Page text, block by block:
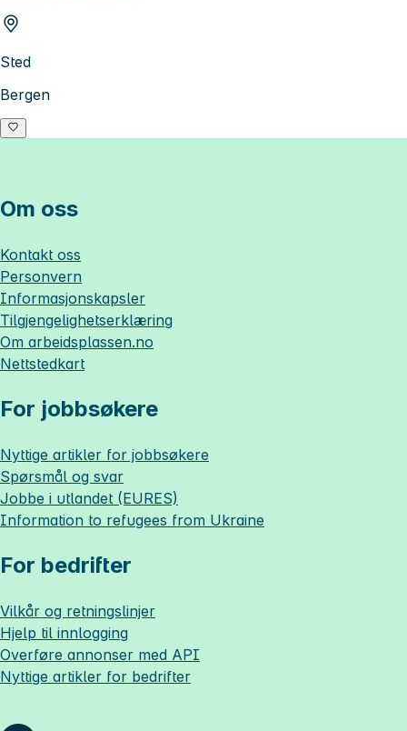
Sted
Bergen
Om oss
Kontakt oss
Personvern
Informasjonskapsler
Tilgjengelighetserklæring
Om arbeidsplassen.no
Nettstedkart
For jobbsøkere
Nyttige artikler for jobbsøkere
Spørsmål og svar
Jobbe i utlandet (EURES)
Information to refugees from Ukraine
For bedrifter
Vilkår og retningslinjer
Hjelp til innlogging
Overføre annonser med API
Nyttige artikler for bedrifter